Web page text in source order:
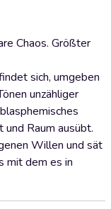
Chaos. Größter
sich, umgeben
unzähliger
Raum ausübt.
Willen und sät
mit dem es in